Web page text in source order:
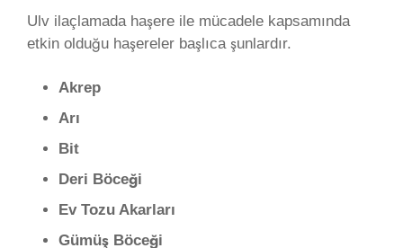
Ulv ilaçlamada haşere ile mücadele kapsamında
etkin olduğu haşereler başlıca şunlardır.
Akrep
Arı
Bit
Deri Böceği
Ev Tozu Akarları
Gümüş Böceği